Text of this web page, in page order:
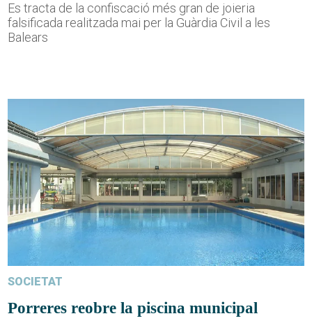
Es tracta de la confiscació més gran de joieria
falsificada realitzada mai per la Guàrdia Civil a les
Balears
SOCIETAT
Porreres reobre la piscina municipal